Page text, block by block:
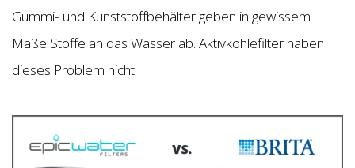
Gummi- und Kunststoffbehälter geben in gewissem
Maße Stoffe an das Wasser ab. Aktivkohlefilter haben
dieses Problem nicht.